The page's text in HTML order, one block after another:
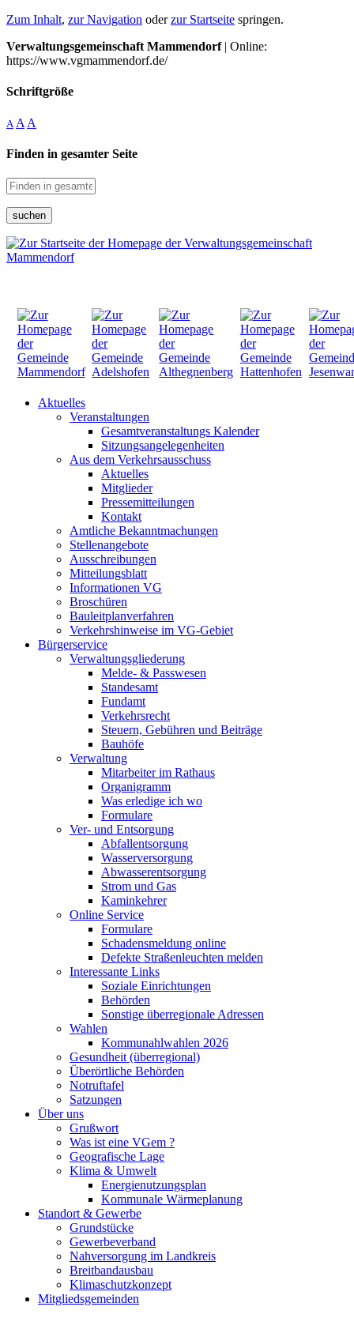
Zum Inhalt, zur Navigation oderzur Startseite springen.
Verwaltungsgemeinschaft Mammendorf| Online:
https://www.vgmammendorf.de/
Schriftgröße
A A A
Finden in gesamter Seite
suchen
Aktuelles
Veranstaltungen
Gesamtveranstaltungs Kalender
Sitzungsangelegenheiten
Aus dem Verkehrsausschuss
Aktuelles
Mitglieder
Pressemitteilungen
Kontakt
Amtliche Bekanntmachungen
Stellenangebote
Ausschreibungen
Mitteilungsblatt
Informationen VG
Broschüren
Bauleitplanverfahren
Verkehrshinweise im VG-Gebiet
Bürgerservice
Verwaltungsgliederung
Melde- & Passwesen
Standesamt
Fundamt
Verkehrsrecht
Steuern, Gebühren und Beiträge
Bauhöfe
Verwaltung
Mitarbeiter im Rathaus
Organigramm
Was erledige ich wo
Formulare
Ver- und Entsorgung
Abfallentsorgung
Wasserversorgung
Abwasserentsorgung
Strom und Gas
Kaminkehrer
Online Service
Formulare
Schadensmeldung online
Defekte Straßenleuchten melden
Interessante Links
Soziale Einrichtungen
Behörden
Sonstige überregionale Adressen
Wahlen
Kommunahlwahlen 2026
Gesundheit (überregional)
Überörtliche Behörden
Notruftafel
Satzungen
Über uns
Grußwort
Was ist eine VGem ?
Geografische Lage
Klima & Umwelt
Energienutzungsplan
Kommunale Wärmeplanung
Standort & Gewerbe
Grundstücke
Gewerbeverband
Nahversorgung im Landkreis
Breitbandausbau
Klimaschutzkonzept
Mitgliedsgemeinden